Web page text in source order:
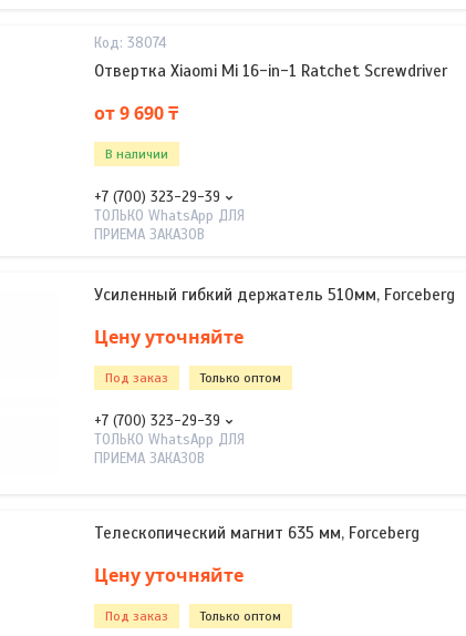
38074
Отвертка Xiaomi Mi 16-in-1 Ratchet Screwdriver
от 9 690 ₸
В наличии
+7 (700) 323-29-39
ТОЛЬКО WhatsApp ДЛЯ
ПРИЕМА ЗАКАЗОВ
Усиленный гибкий держатель 510мм, Forceberg
Цену уточняйте
Под заказ Только оптом
+7 (700) 323-29-39
ТОЛЬКО WhatsApp ДЛЯ
ПРИЕМА ЗАКАЗОВ
Телескопический магнит 635 мм, Forceberg
Цену уточняйте
Под заказ Только оптом